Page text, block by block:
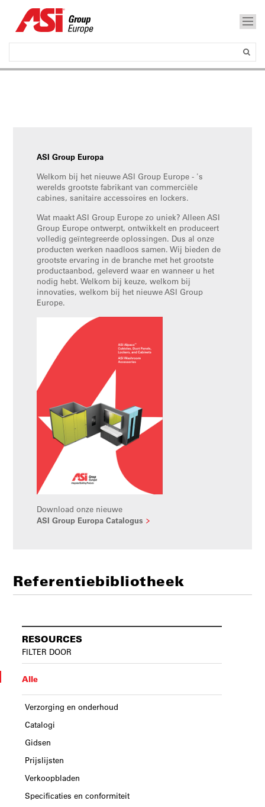
ASI Group Europa
Welkom bij het nieuwe ASI Group Europe - 's
werelds grootste fabrikant van commerciële
cabines, sanitaire accessoires en lockers.
Wat maakt ASI Group Europe zo uniek? Alleen ASI
Group Europe ontwerpt, ontwikkelt en produceert
volledig geïntegreerde oplossingen. Dus al onze
producten werken naadloos samen. Wij bieden de
grootste ervaring in de branche met het grootste
productaanbod, geleverd waar en wanneer u het
nodig hebt. Welkom bij keuze, welkom bij
innovaties, welkom bij het nieuwe ASI Group
Europe.
Download onze nieuwe
ASI Group Europa Catalogus
Referentiebibliotheek
RESOURCES
FILTER DOOR
Alle
Verzorging en onderhoud
Catalogi
Gidsen
Prijslijsten
Verkoopbladen
Specificaties en conformiteit